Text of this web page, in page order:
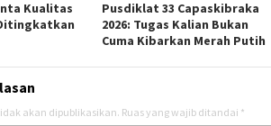
Kualitas
Pusdiklat 33 Capaskibraka
2026: Tugas Kalian Bukan
Cuma Kibarkan Merah Putih
akan dipublikasikan. Ruas yang wajib ditandai *